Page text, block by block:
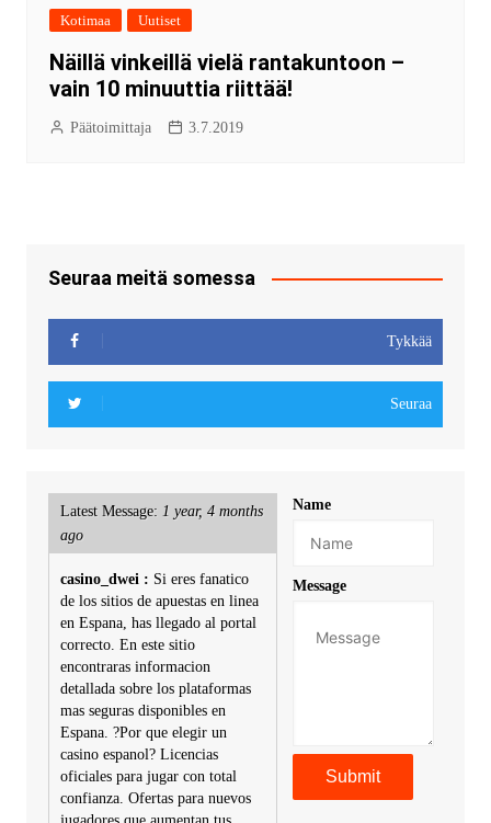
Kotimaa Uutiset
Näillä vinkeillä vielä rantakuntoon –
vain 10 minuuttia riittää!
Päätoimittaja 3.7.2019
Seuraa meitä somessa
Tykkää
Seuraa
Latest Message: 1 year, 4 months
ago
casino_dwei : Si eres fanatico
de los sitios de apuestas en linea
en Espana, has llegado al portal
correcto. En este sitio
encontraras informacion
detallada sobre los plataformas
mas seguras disponibles en
Espana. ?Por que elegir un
casino espanol? Licencias
oficiales para jugar con total
confianza. Ofertas para nuevos
Name
Message